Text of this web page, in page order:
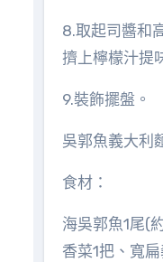
8.取起司醬和
擠上檸檬汁提
9.裝飾擺盤。
吳郭魚義大利
食材：
海吳郭魚1尾(
香菜1把、寬